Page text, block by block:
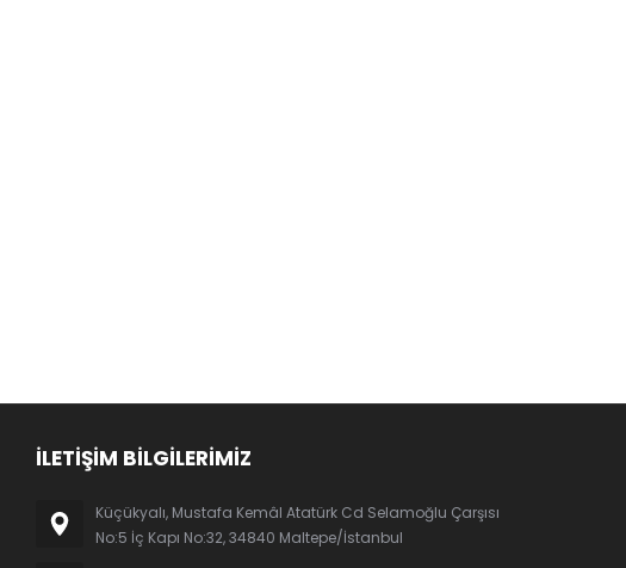
İLETİŞİM BİLGİLERİMİZ
Küçükyalı, Mustafa Kemâl Atatürk Cd Selamoğlu Çarşısı
No:5 İç Kapı No:32, 34840 Maltepe/İstanbul